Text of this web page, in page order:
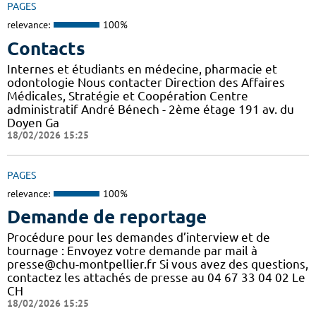
PAGES
relevance: 100%
Contacts
Internes et étudiants en médecine, pharmacie et
odontologie Nous contacter Direction des Affaires
Médicales, Stratégie et Coopération Centre
administratif André Bénech - 2ème étage 191 av. du
Doyen Ga
18/02/2026 15:25
PAGES
relevance: 100%
Demande de reportage
Procédure pour les demandes d’interview et de
tournage : Envoyez votre demande par mail à
presse@chu-montpellier.fr Si vous avez des questions,
contactez les attachés de presse au 04 67 33 04 02 Le
CH
18/02/2026 15:25